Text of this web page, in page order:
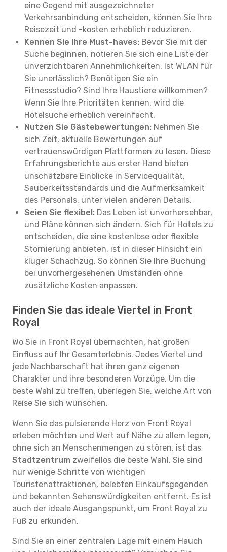
eine Gegend mit ausgezeichneter
Verkehrsanbindung entscheiden, können Sie Ihre
Reisezeit und -kosten erheblich reduzieren.
Kennen Sie Ihre Must-haves: Bevor Sie mit der
Suche beginnen, notieren Sie sich eine Liste der
unverzichtbaren Annehmlichkeiten. Ist WLAN für
Sie unerlässlich? Benötigen Sie ein
Fitnessstudio? Sind Ihre Haustiere willkommen?
Wenn Sie Ihre Prioritäten kennen, wird die
Hotelsuche erheblich vereinfacht.
Nutzen Sie Gästebewertungen: Nehmen Sie
sich Zeit, aktuelle Bewertungen auf
vertrauenswürdigen Plattformen zu lesen. Diese
Erfahrungsberichte aus erster Hand bieten
unschätzbare Einblicke in Servicequalität,
Sauberkeitsstandards und die Aufmerksamkeit
des Personals, unter vielen anderen Details.
Seien Sie flexibel: Das Leben ist unvorhersehbar,
und Pläne können sich ändern. Sich für Hotels zu
entscheiden, die eine kostenlose oder flexible
Stornierung anbieten, ist in dieser Hinsicht ein
kluger Schachzug. So können Sie Ihre Buchung
bei unvorhergesehenen Umständen ohne
zusätzliche Kosten anpassen.
Finden Sie das ideale Viertel in Front
Royal
Wo Sie in Front Royal übernachten, hat großen
Einfluss auf Ihr Gesamterlebnis. Jedes Viertel und
jede Nachbarschaft hat ihren ganz eigenen
Charakter und ihre besonderen Vorzüge. Um die
beste Wahl zu treffen, überlegen Sie, welche Art von
Reise Sie sich wünschen.
Wenn Sie das pulsierende Herz von Front Royal
erleben möchten und Wert auf Nähe zu allem legen,
ohne sich an Menschenmengen zu stören, ist das
Stadtzentrum zweifellos die beste Wahl. Sie sind
nur wenige Schritte von wichtigen
Touristenattraktionen, belebten Einkaufsgegenden
und bekannten Sehenswürdigkeiten entfernt. Es ist
auch der ideale Ausgangspunkt, um Front Royal zu
Fuß zu erkunden.
Sind Sie an einer zentralen Lage mit einem Hauch